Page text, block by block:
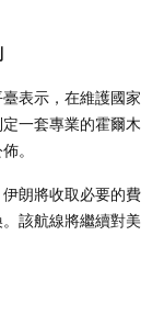
表示，在維護國家
一套專業的霍爾木
。
朗將收取必要的費
該航線將繼續對美